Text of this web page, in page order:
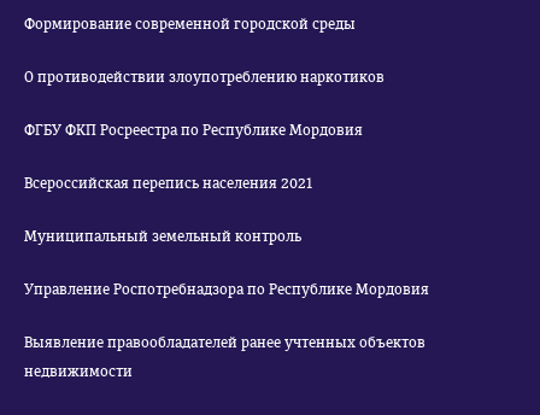
Формирование современной городской среды
О противодействии злоупотреблению наркотиков
ФГБУ ФКП Росреестра по Республике Мордовия
Всероссийская перепись населения 2021
Муниципальный земельный контроль
Управление Роспотребнадзора по Республике Мордовия
Выявление правообладателей ранее учтенных объектов
недвижимости